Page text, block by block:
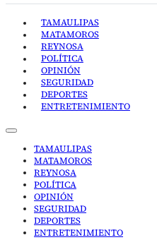
TAMAULIPAS
MATAMOROS
REYNOSA
POLÍTICA
OPINIÓN
SEGURIDAD
DEPORTES
ENTRETENIMIENTO
TAMAULIPAS
MATAMOROS
REYNOSA
POLÍTICA
OPINIÓN
SEGURIDAD
DEPORTES
ENTRETENIMIENTO